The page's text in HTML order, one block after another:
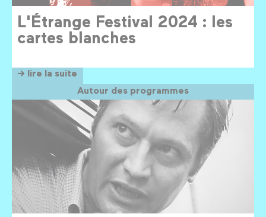
L'Étrange Festival 2024 : les
cartes blanches
→ lire la suite
Autour des programmes